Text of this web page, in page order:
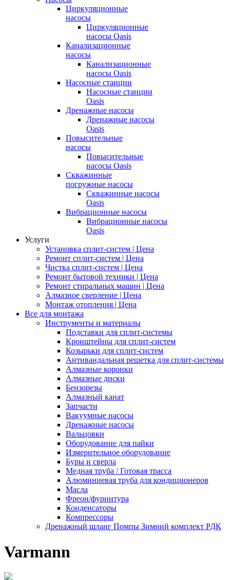
Циркуляционные
насосы
Циркуляционные
насосы Oasis
Канализационные
насосы
Канализационные
насосы Oasis
Насосные станции
Насосные станции
Oasis
Дренажные насосы
Дренажные насосы
Oasis
Повысительные
насосы
Повысительные
насосы Oasis
Скважинные
погружные насосы
Скважинные насосы
Oasis
Вибрационные насосы
Вибрационные насосы
Oasis
Услуги
Установка сплит-систем | Цена
Ремонт сплит-систем | Цена
Чистка сплит-систем | Цена
Ремонт бытовой техники | Цена
Ремонт стиральных машин | Цена
Алмазное сверление | Цена
Монтаж отопления | Цена
Все для монтажа
Инструменты и материалы
Подставки для сплит-системы
Кронштейны для сплит-систем
Козырьки для сплит-систем
Антивандальная решетка для сплит-системы
Алмазные коронки
Алмазные диски
Бензорезы
Алмазный канат
Запчасти
Вакуумные насосы
Дренажные насосы
Вальцовки
Оборудование для пайки
Измерительное оборудование
Буры и сверла
Медная труба / Готовая трасса
Алюминиевая труба для кондиционеров
Масла
Фреон/фурнитура
Конденсаторы
Компрессоры
Дренажный шланг Помпы Зимний комплект РДК
Varmann